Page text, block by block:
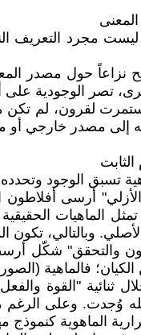
مجرد التعريف
نزاعاً حول مصدر
تصر الوجودية على
استمرت لقرون، لم
إلى مصدر خارجي أو
تسبق الوجود
أرسى
الماهيات
وبالتالي، تكون
والتحقق" شكّل
فالماهية
"القوة
وُجدت. وعلى
الماهوية كنموذج